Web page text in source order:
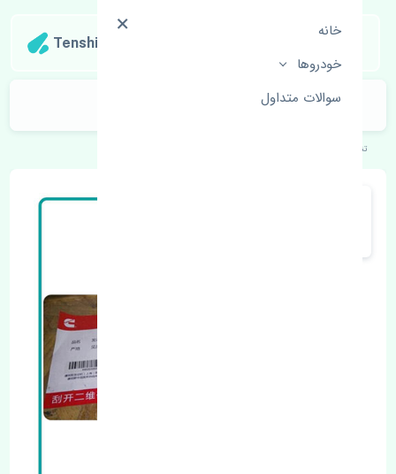
خانه
خودروها
سوالات متداول
Tenshipart
مجموعه فن آب بسترن ولا V5 چین
تنشی‌پارت